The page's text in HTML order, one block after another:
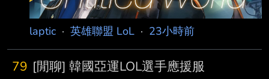
laptic · 英雄聯盟 LoL · 23小時前
79 [閒聊] 韓國亞運LOL選手應援服